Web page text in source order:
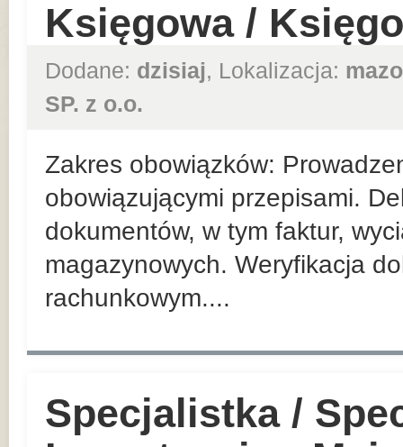
Księgowa /
Dodane: dzisiaj, Lokalizacja:
SP. z o.o.
Zakres obowiązków:
obowiązującymi przepisami.
dokumentów, w tym faktur,
magazynowych. Weryfikacja
rachunkowym....
Specjalistka /